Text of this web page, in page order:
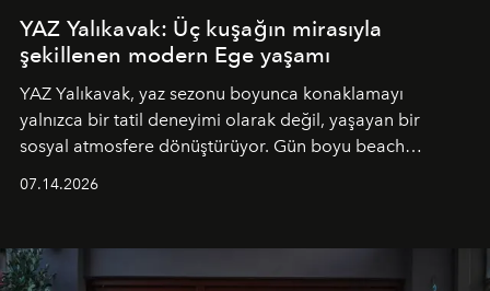
YAZ Yalıkavak: Üç kuşağın mirasıyla
şekillenen modern Ege yaşamı
YAZ Yalıkavak, yaz sezonu boyunca konaklamayı
yalnızca bir tatil deneyimi olarak değil, yaşayan bir
sosyal atmosfere dönüştürüyor. Gün boyu beach
tematik gastronomi geceleri misafirlerle buluşuyor.
Paylaşıma, lezzete ve müziğe odaklanan bu özel
07.14.2026